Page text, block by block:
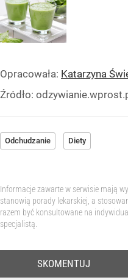
Opracowała: Katarzyna
Źródło:
Odchudzanie Diety
Informacje zawarte w serwisie mają
stanowią porady lekarskiej, a
razem być konsultowane na
specjalistą.
SKOMENTUJ